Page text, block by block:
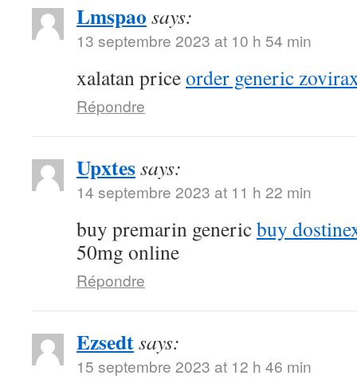
Lmspao says:
13 septembre 2023 at 10 h 54 min
xalatan priceorder generic
Répondre
Upxtessays:
14 septembre 2023 at 11 h 22 min
buy premarin genericbuy
50mg online
Répondre
Ezsedtsays:
15 septembre 2023 at 12 h 46 min